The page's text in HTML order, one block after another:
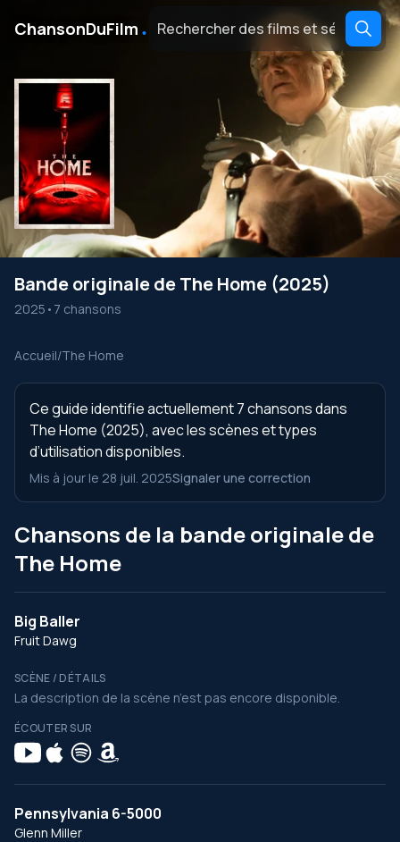
ChansonDuFilm ․
Bande originale de The Home (2025)
2025 • 7 chansons
Accueil/The Home
Ce guide identifie actuellement 7 chansons dans
The Home (2025), avec les scènes et types
d’utilisation disponibles.
Mis à jour le 28 juil. 2025Signaler une correction
Chansons de la bande originale de
The Home
Big Baller
Fruit Dawg
SCÈNE / DÉTAILS
La description de la scène n’est pas encore disponible.
ÉCOUTER SUR
Pennsylvania 6-5000
Glenn Miller